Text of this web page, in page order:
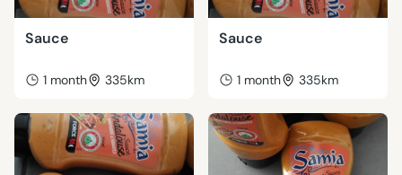
Sauce
1 month 335km
Sauce
1 month 335km